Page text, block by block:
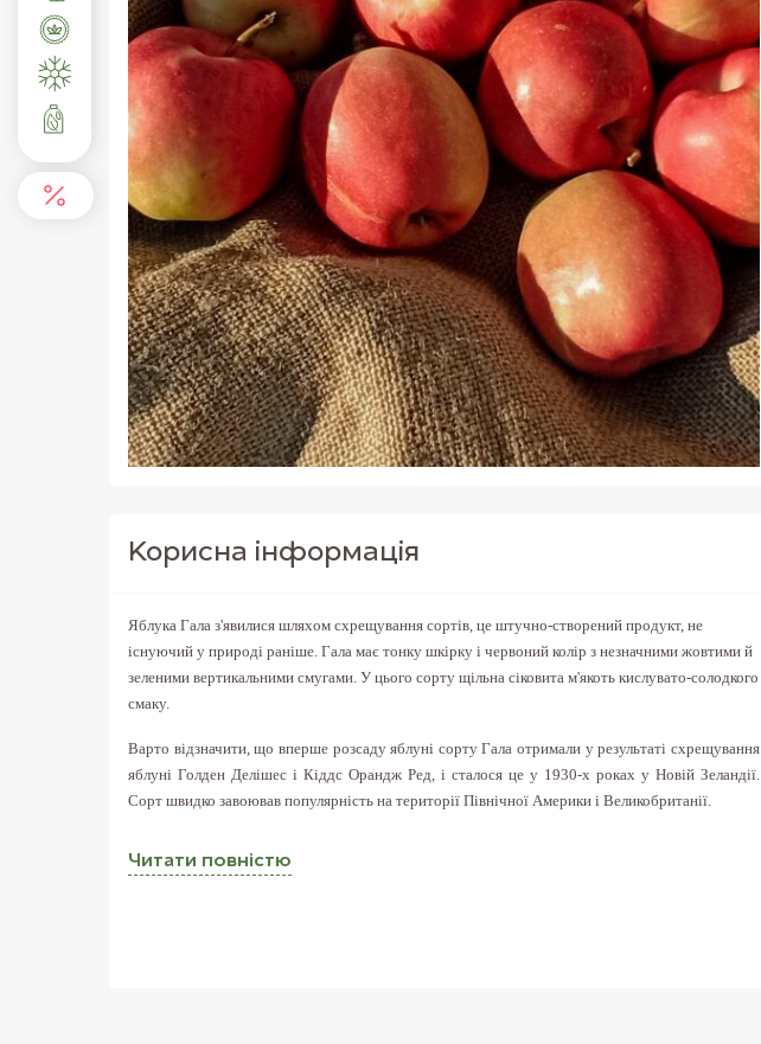
Корисна iнформацiя
Читати повнiстю
Яблука Гала з'явилися шляхом схрещування сортів, це штучно-створений продукт, не
існуючий у природі раніше. Гала має тонку шкірку і червоний колір з незначними жовтими й
зеленими вертикальними смугами. У цього сорту щільна сіковита м'якоть кислувато-солодкого
смаку.
Варто відзначити, що вперше розсаду яблуні сорту Гала отримали у результаті схрещування
яблуні Голден Делішес і Кіддс Орандж Ред, і сталося це у 1930-х роках у Новій Зеландії.
Сорт швидко завоював популярність на території Північної Америки і Великобританії.
листопад місяць. Середня тривалість сезону яблук 9-10 місяців, хоча завдяки своїм відмінним